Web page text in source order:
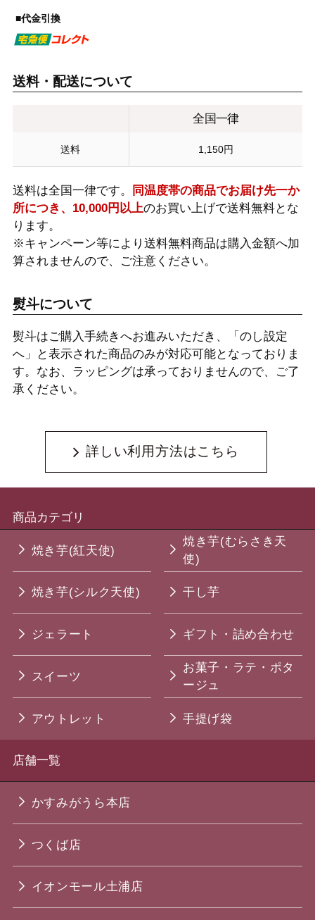
■代金引換
送料・配送について
全国一律
送料 1,150円
送料は全国一律です。
同温度帯の商品でお届け先一か
所につき、10,000円以上のお買い上げで送料無料とな
ります。
※キャンペーン等により送料無料商品は購入金額へ加
算されませんので、ご注意ください。
熨斗について
熨斗はご購入手続きへお進みいただき、「のし設定
へ」と表示された商品のみが対応可能となっておりま
す。なお、ラッピングは承っておりませんので、ご了
承ください。
詳しい利用方法はこちら
商品カテゴリ
焼き芋(紅天使)
焼き芋(むらさき天
使)
焼き芋(シルク天使) 干し芋
ジェラート ギフト・詰め合わせ
スイーツ
お菓子・ラテ・ポタ
ージュ
アウトレット 手提げ袋
店舗一覧
かすみがうら本店
つくば店
イオンモール土浦店